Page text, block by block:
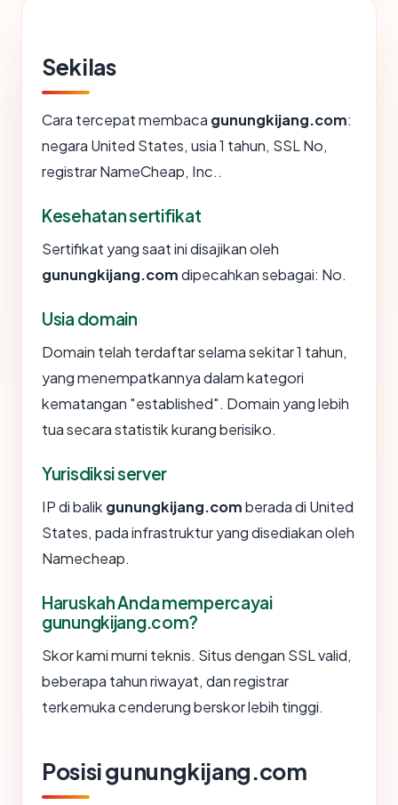
Sekilas
Cara tercepat membaca gunungkijang.com:
negara United States, usia 1 tahun, SSL No,
registrar NameCheap, Inc..
Kesehatan sertifikat
Sertifikat yang saat ini disajikan oleh
gunungkijang.comdipecahkan sebagai: No.
Usia domain
Domain telah terdaftar selama sekitar 1 tahun,
yang menempatkannya dalam kategori
kematangan "established". Domain yang lebih
tua secara statistik kurang berisiko.
Yurisdiksi server
IP di balik gunungkijang.comberada di United
States, pada infrastruktur yang disediakan oleh
Namecheap.
Haruskah Anda mempercayai
gunungkijang.com?
Skor kami murni teknis. Situs dengan SSL valid,
beberapa tahun riwayat, dan registrar
terkemuka cenderung berskor lebih tinggi.
Posisi gunungkijang.com